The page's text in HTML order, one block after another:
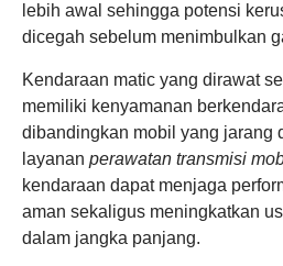
lebih awal sehingga potensi
dicegah sebelum menimbulkan
Kendaraan matic yang dirawat
memiliki kenyamanan
dibandingkan mobil yang jarang
layanan perawatan transmisi
kendaraan dapat menjaga
aman sekaligus meningkatkan
dalam jangka panjang.